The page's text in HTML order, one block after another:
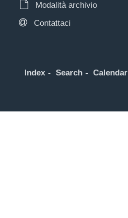
Modalità archivio
Contattaci
Index Search Calendar